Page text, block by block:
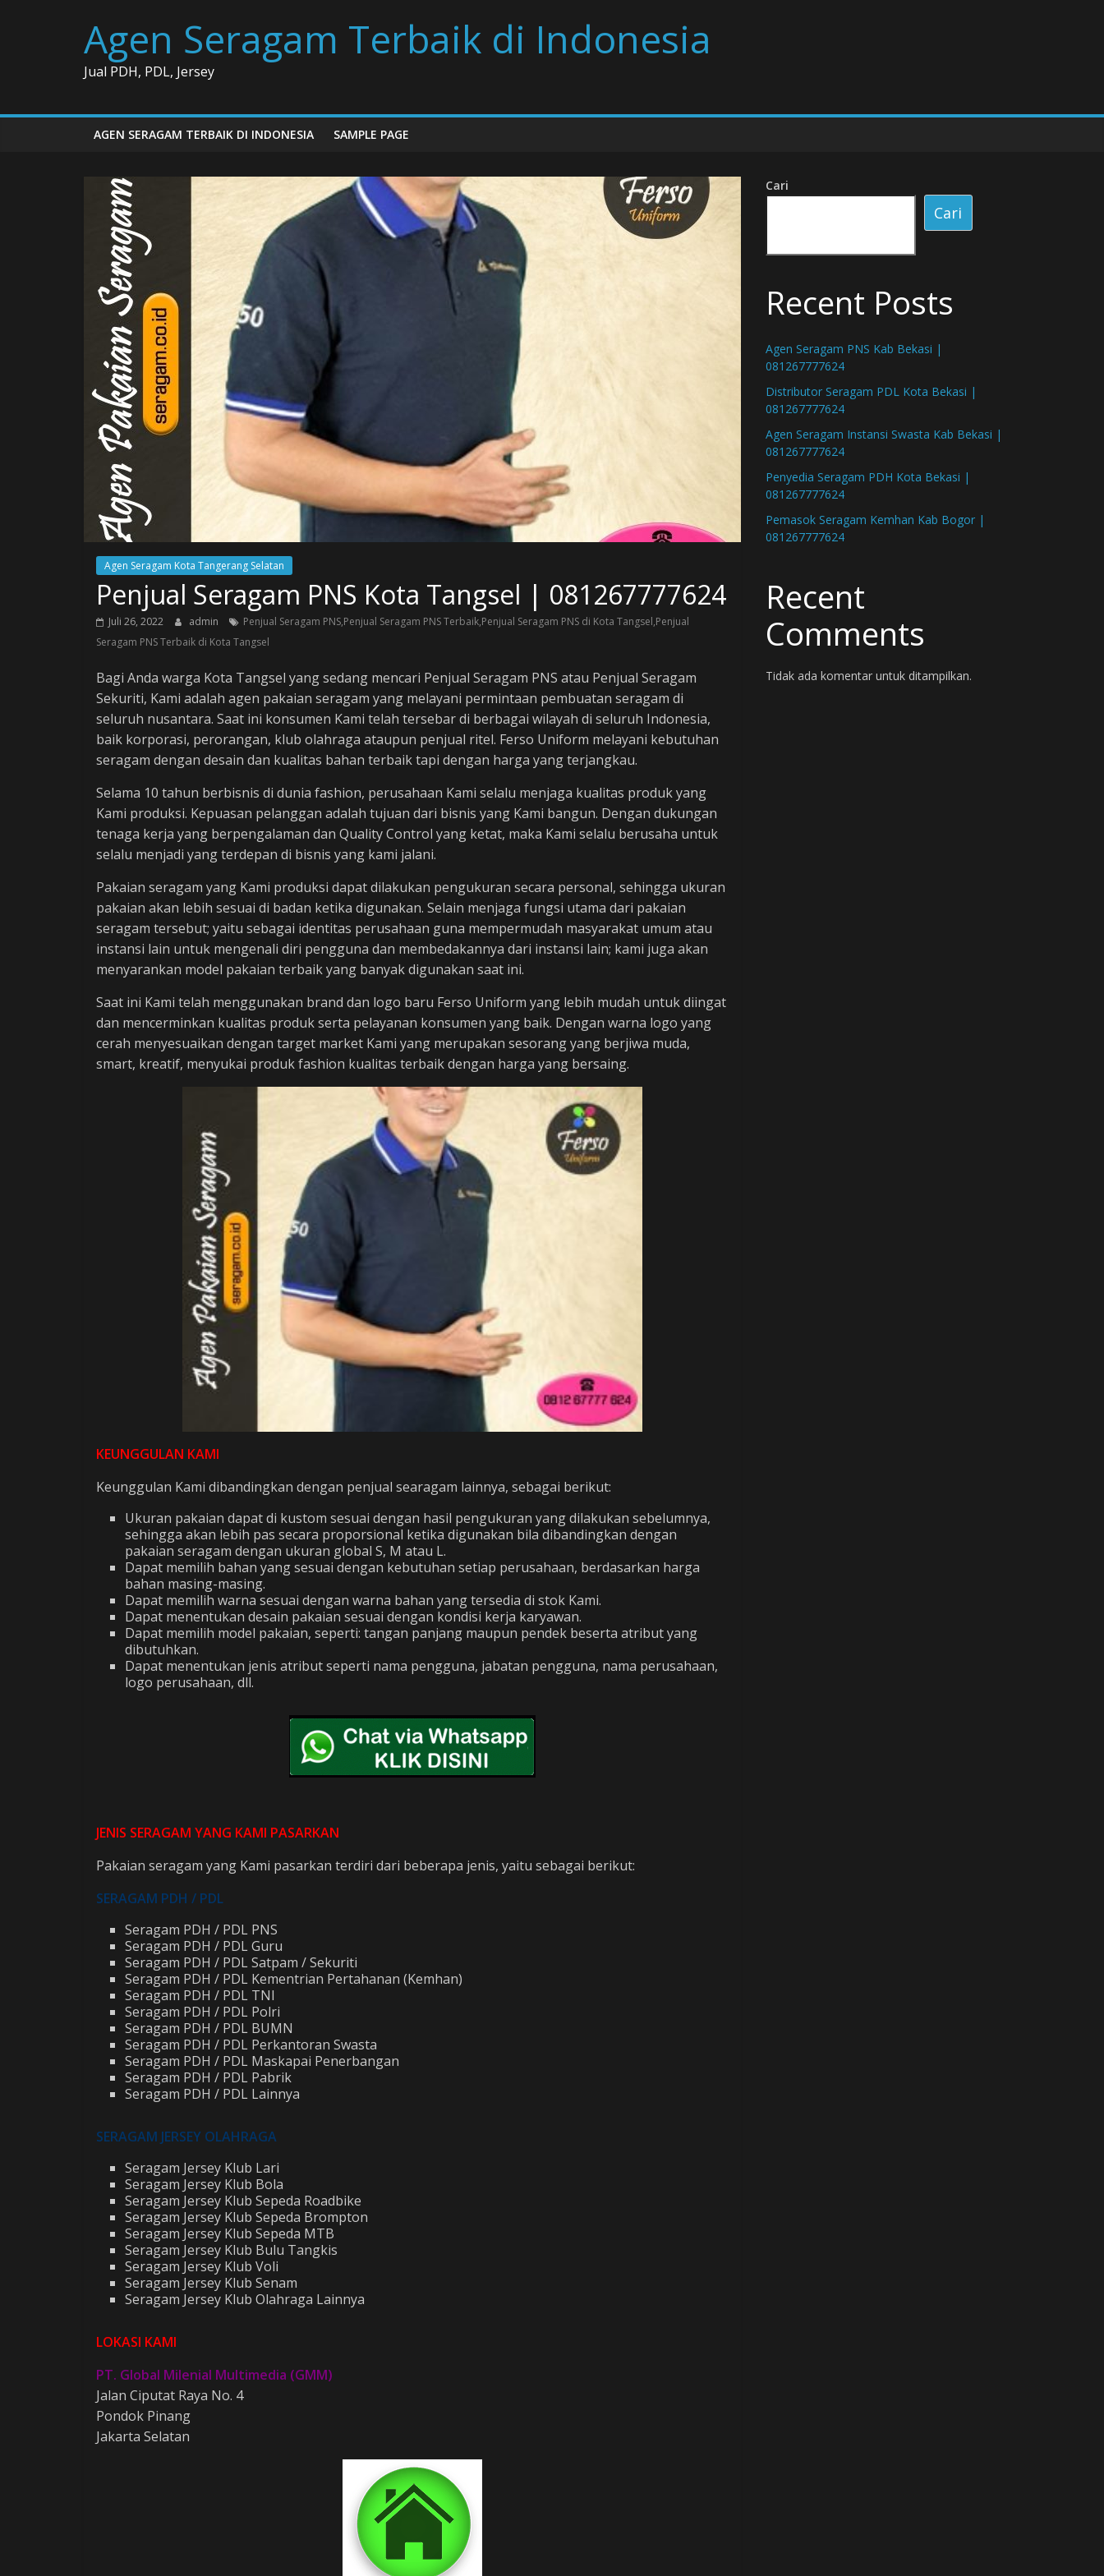
Agen Seragam Terbaik di Indonesia
Jual PDH, PDL, Jersey
AGEN SERAGAM TERBAIK DI INDONESIA SAMPLE PAGE
Agen Seragam Kota Tangerang Selatan
Penjual Seragam PNS Kota Tangsel | 081267777624
Juli 26, 2022 admin
Penjual Seragam PNS,Penjual Seragam PNS Terbaik,Penjual Seragam PNS di Kota Tangsel,Penjual
Seragam PNS Terbaik di Kota Tangsel
Bagi Anda warga Kota Tangsel yang sedang mencari Penjual Seragam PNS atau Penjual Seragam
Sekuriti, Kami adalah agen pakaian seragam yang melayani permintaan pembuatan seragam di
seluruh nusantara. Saat ini konsumen Kami telah tersebar di berbagai wilayah di seluruh Indonesia,
baik korporasi, perorangan, klub olahraga ataupun penjual ritel. Ferso Uniform melayani kebutuhan
seragam dengan desain dan kualitas bahan terbaik tapi dengan harga yang terjangkau.
Selama 10 tahun berbisnis di dunia fashion, perusahaan Kami selalu menjaga kualitas produk yang
Kami produksi. Kepuasan pelanggan adalah tujuan dari bisnis yang Kami bangun. Dengan dukungan
tenaga kerja yang berpengalaman dan Quality Control yang ketat, maka Kami selalu berusaha untuk
selalu menjadi yang terdepan di bisnis yang kami jalani.
Pakaian seragam yang Kami produksi dapat dilakukan pengukuran secara personal, sehingga ukuran
pakaian akan lebih sesuai di badan ketika digunakan. Selain menjaga fungsi utama dari pakaian
seragam tersebut; yaitu sebagai identitas perusahaan guna mempermudah masyarakat umum atau
instansi lain untuk mengenali diri pengguna dan membedakannya dari instansi lain; kami juga akan
menyarankan model pakaian terbaik yang banyak digunakan saat ini.
Saat ini Kami telah menggunakan brand dan logo baru Ferso Uniform yang lebih mudah untuk diingat
dan mencerminkan kualitas produk serta pelayanan konsumen yang baik. Dengan warna logo yang
cerah menyesuaikan dengan target market Kami yang merupakan sesorang yang berjiwa muda,
smart, kreatif, menyukai produk fashion kualitas terbaik dengan harga yang bersaing.
KEUNGGULAN KAMI
Keunggulan Kami dibandingkan dengan penjual searagam lainnya, sebagai berikut:
Ukuran pakaian dapat di kustom sesuai dengan hasil pengukuran yang dilakukan sebelumnya,
sehingga akan lebih pas secara proporsional ketika digunakan bila dibandingkan dengan
pakaian seragam dengan ukuran global S, M atau L.
Dapat memilih bahan yang sesuai dengan kebutuhan setiap perusahaan, berdasarkan harga
bahan masing-masing.
Dapat memilih warna sesuai dengan warna bahan yang tersedia di stok Kami.
Dapat menentukan desain pakaian sesuai dengan kondisi kerja karyawan.
Dapat memilih model pakaian, seperti: tangan panjang maupun pendek beserta atribut yang
dibutuhkan.
Dapat menentukan jenis atribut seperti nama pengguna, jabatan pengguna, nama perusahaan,
logo perusahaan, dll.
JENIS SERAGAM YANG KAMI PASARKAN
Pakaian seragam yang Kami pasarkan terdiri dari beberapa jenis, yaitu sebagai berikut:
SERAGAM PDH / PDL
Seragam PDH / PDL PNS
Seragam PDH / PDL Guru
Seragam PDH / PDL Satpam / Sekuriti
Seragam PDH / PDL Kementrian Pertahanan (Kemhan)
Seragam PDH / PDL TNI
Seragam PDH / PDL Polri
Seragam PDH / PDL BUMN
Seragam PDH / PDL Perkantoran Swasta
Seragam PDH / PDL Maskapai Penerbangan
Seragam PDH / PDL Pabrik
Seragam PDH / PDL Lainnya
SERAGAM JERSEY OLAHRAGA
Seragam Jersey Klub Lari
Seragam Jersey Klub Bola
Seragam Jersey Klub Sepeda Roadbike
Seragam Jersey Klub Sepeda Brompton
Seragam Jersey Klub Sepeda MTB
Seragam Jersey Klub Bulu Tangkis
Seragam Jersey Klub Voli
Seragam Jersey Klub Senam
Seragam Jersey Klub Olahraga Lainnya
LOKASI KAMI
PT. Global Milenial Multimedia (GMM)
Jalan Ciputat Raya No. 4
Pondok Pinang
Jakarta Selatan
Cari
Cari
Recent Posts
Agen Seragam PNS Kab Bekasi |
081267777624
Distributor Seragam PDL Kota Bekasi |
081267777624
Agen Seragam Instansi Swasta Kab Bekasi |
081267777624
Penyedia Seragam PDH Kota Bekasi |
081267777624
Pemasok Seragam Kemhan Kab Bogor |
081267777624
Recent
Comments
Tidak ada komentar untuk ditampilkan.